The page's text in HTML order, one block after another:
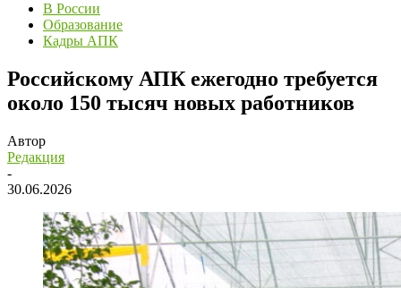
В России
Образование
Кадры АПК
Российскому АПК ежегодно требуется
около 150 тысяч новых работников
Автор
Редакция
-
30.06.2026